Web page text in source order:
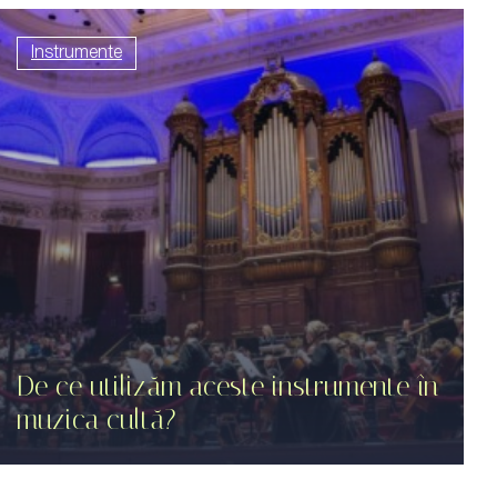
Instrumente
De ce utilizăm aceste instrumente în
muzica cultă?